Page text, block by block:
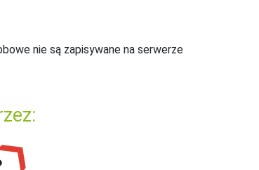
nie są zapisywane na serwerze